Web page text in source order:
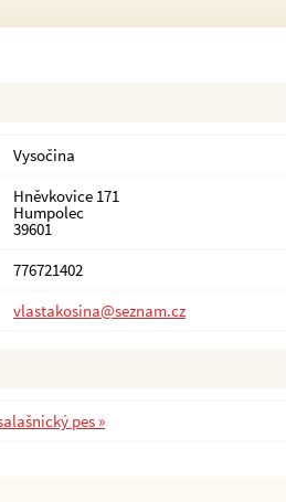
Vysočina
Hněvkovice 171
Humpolec
39601
776721402
vlastakosina@seznam.cz
pes »